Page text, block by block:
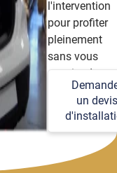
l'intervention
pour profiter
pleinement
sans vous
soucier des
détails
techniques et
logistiques.
un devis